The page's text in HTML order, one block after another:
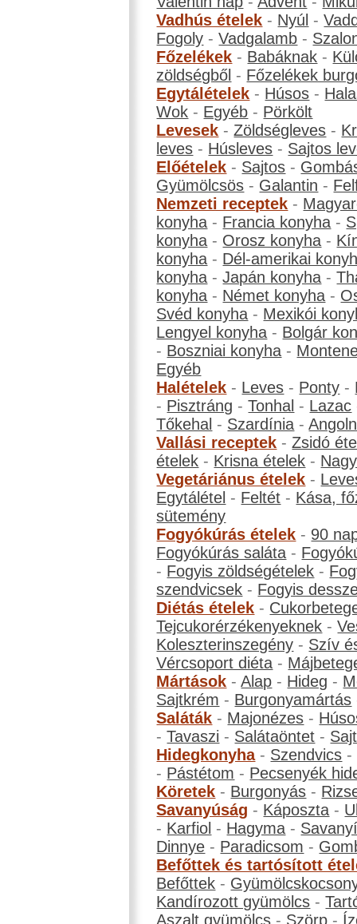
Vadhús ételek - Nyúl -
Fogoly -Vadgalamb -
Főzelékek - Babáknak -
zöldségből - Főzelékek
Egytálételek - Húsos -
Wok - Egyéb - Pörkölt
Levesek -Zöldségleves -
leves - Húsleves - Sajtos
Előételek - Sajtos -
Gyümölcsös - Galantin -
Nemzeti receptek -
konyha - Francia konyha -
konyha - Orosz konyha -
konyha - Dél-amerikai
konyha -Japán konyha -
konyha - Német konyha -
Svéd konyha - Mexikói
Lengyel konyha - Bolgár
- Boszniai konyha -
Egyéb
Halételek - Leves - Ponty -
- Pisztráng -Tonhal - Lazac
Tőkehal - Szardínia -
Vallási receptek -Zsidó
ételek - Krisna ételek -
Vegetáriánus ételek -
Egytálétel - Feltét - Kása,
sütemény
Fogyókúrás ételek - 90
Fogyókúrás saláta -
- Fogyis zöldségételek -
szendvicsek - Fogyis
Diétás ételek -
Tejcukorérzékenyeknek -
Koleszterinszegény - Szív
Vércsoport diéta -
Mártások -Alap - Hideg -
Sajtkrém - Burgonyamártás
Saláták - Majonézes -
-Tavaszi - Salátaöntet -
Hidegkonyha- Szendvics -
- Pástétom - Pecsenyék
Köretek - Burgonyás -
Savanyúság - Káposzta -
- Karfiol - Hagyma -
Dinnye - Paradicsom -
Befőttek és tartósított
Befőttek -
Kandírozott gyümölcs -
Aszalt gyümölcs - Szörp -